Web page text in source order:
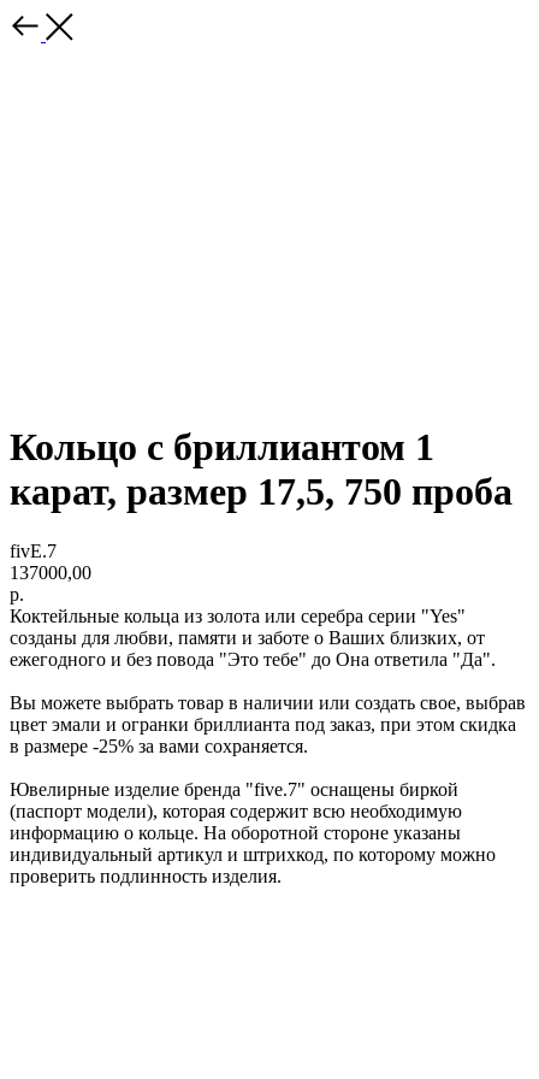
Кольцо с бриллиантом 1
карат, размер 17,5, 750 проба
fivE.7
137000,00
р.
Коктейльные кольца из золота или серебра серии "Yes"
созданы для любви, памяти и заботе о Ваших близких, от
ежегодного и без повода "Это тебе" до Она ответила "Да".
Вы можете выбрать товар в наличии или создать свое, выбрав
цвет эмали и огранки бриллианта под заказ, при этом скидка
в размере -25% за вами сохраняется.
Ювелирные изделие бренда "five.7" оснащены биркой
(паспорт модели), которая содержит всю необходимую
информацию о кольце. На оборотной стороне указаны
индивидуальный артикул и штрихкод, по которому можно
проверить подлинность изделия.